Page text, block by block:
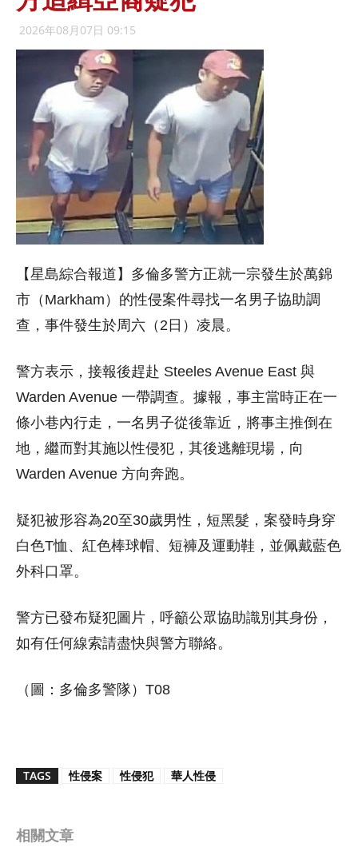
2026年08月07日 09:15
【星島綜合報道】多倫多警方正就一宗發生於萬錦
市（Markham）的性侵案件尋找一名男子協助調
查，事件發生於周六（2日）凌晨。
警方表示，接報後趕赴 Steeles Avenue East 與
Warden Avenue 一帶調查。據報，事主當時正在一
條小巷內行走，一名男子從後靠近，將事主推倒在
地，繼而對其施以性侵犯，其後逃離現場，向
Warden Avenue 方向奔跑。
疑犯被形容為20至30歲男性，短黑髮，案發時身穿
白色T恤、紅色棒球帽、短褲及運動鞋，並佩戴藍色
外科口罩。
警方已發布疑犯圖片，呼籲公眾協助識別其身份，
如有任何線索請盡快與警方聯絡。
（圖：多倫多警隊）T08
TAGS 性侵案 性侵犯 華人性侵
相關文章